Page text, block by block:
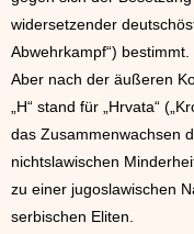
widersetzender
Abwehrkampf“) bestimmt.
Aber nach der äußeren
„H“ stand für „Hrvata“
das Zusammenwachsen
nichtslawischen
zu einer jugoslawischen
serbischen Eliten.